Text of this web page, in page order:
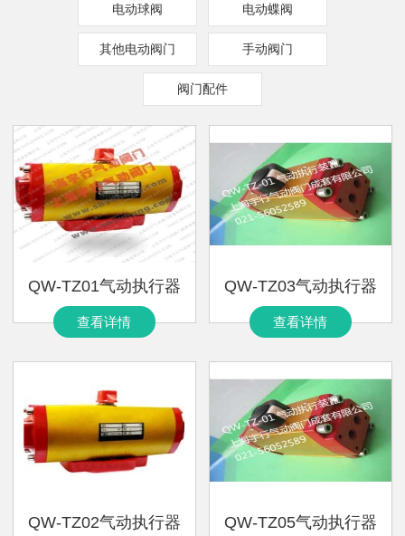
电动球阀 电动蝶阀
其他电动阀门 手动阀门
阀门配件
QW-TZ01气动执行器
查看详情
QW-TZ03气动执行器
查看详情
QW-TZ02气动执行器 QW-TZ05气动执行器